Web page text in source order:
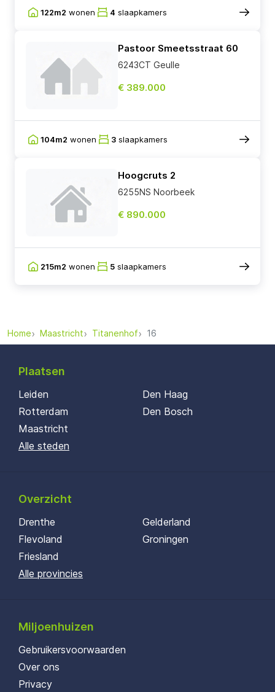
122m2 wonen 4 slaapkamers
Pastoor Smeetsstraat 60
6243CT Geulle
€ 389.000
104m2 wonen 3 slaapkamers
Hoogcruts 2
6255NS Noorbeek
€ 890.000
215m2 wonen 5 slaapkamers
Home Maastricht Titanenhof 16
Plaatsen
Leiden
Rotterdam
Maastricht
Den Haag
Den Bosch
Alle steden
Overzicht
Drenthe
Flevoland
Friesland
Gelderland
Groningen
Alle provincies
Miljoenhuizen
Gebruikersvoorwaarden
Over ons
Privacy